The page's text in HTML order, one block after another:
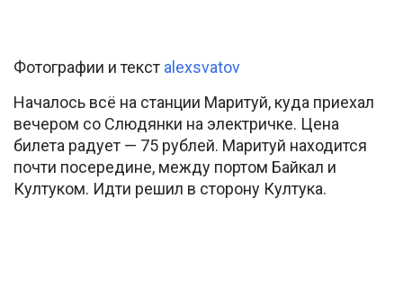
Фотографии и текст alexsvatov
Началось всё на станции Маритуй, куда приехал
вечером со Слюдянки на электричке. Цена
билета радует — 75 рублей. Маритуй находится
почти посередине, между портом Байкал и
Култуком. Идти решил в сторону Култука.